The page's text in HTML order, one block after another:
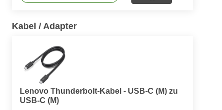
Kabel / Adapter
Lenovo Thunderbolt-Kabel - USB-C (M) zu
USB-C (M)